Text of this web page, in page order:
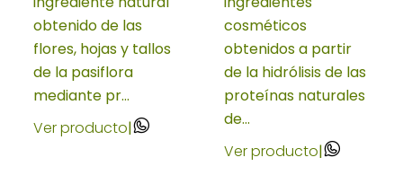
obtenido de las
flores, hojas y tallos
de la pasiflora
mediante pr...
Ver producto|
cosméticos
obtenidos a partir
de la hidrólisis de las
proteínas naturales
de...
Ver producto|